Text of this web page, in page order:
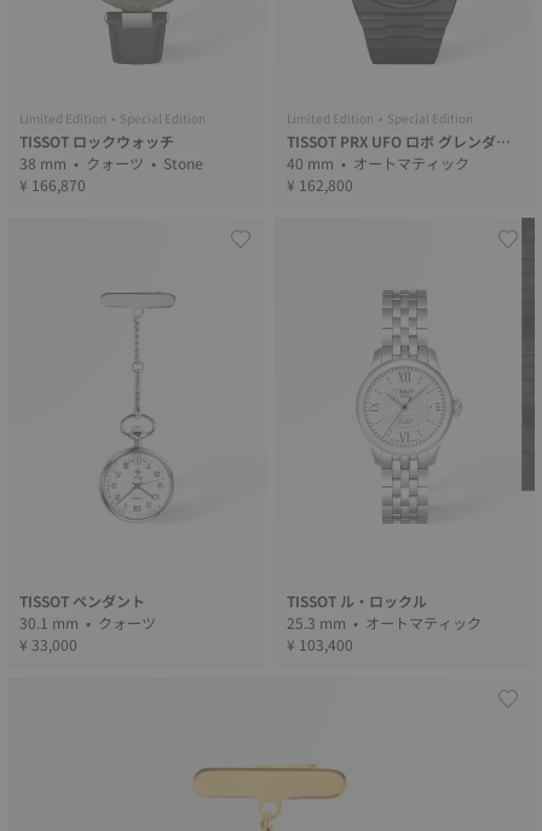
Limited Edition • Special Edition
TISSOT ロックウォッチ
38 mm • クォーツ • Stone
¥ 166,870
Limited Edition • Special Edition
TISSOT PRX UFO ロボ グレンダイ
ザー 50th Anniversary
40 mm • オートマティック
¥ 162,800
TISSOT ペンダント
30.1 mm • クォーツ
¥ 33,000
TISSOT ル・ロックル
25.3 mm • オートマティック
¥ 103,400